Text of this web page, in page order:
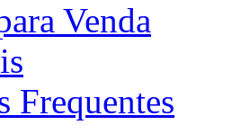
Venda
Frequentes